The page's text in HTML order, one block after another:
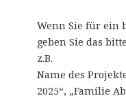
Wenn Sie für ein
geben Sie das
z.B.
Name des
2025“, „Familie